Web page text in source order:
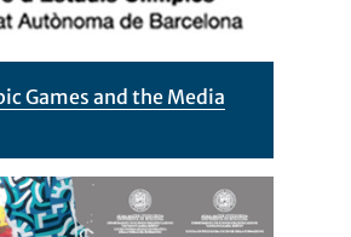
Games and the Media